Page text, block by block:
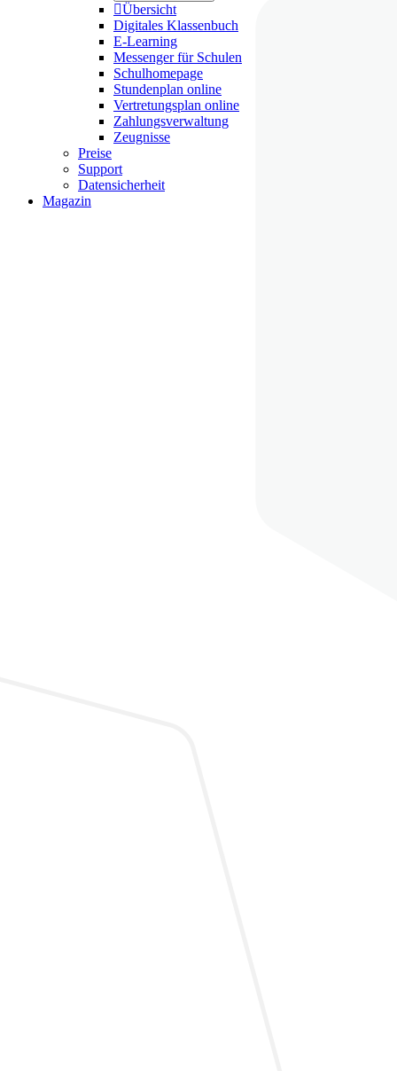
Übersicht
Digitales Klassenbuch
E-Learning
Messenger für Schulen
Schulhomepage
Stundenplan online
Vertretungsplan online
Zahlungsverwaltung
Zeugnisse
Preise
Support
Datensicherheit
Magazin